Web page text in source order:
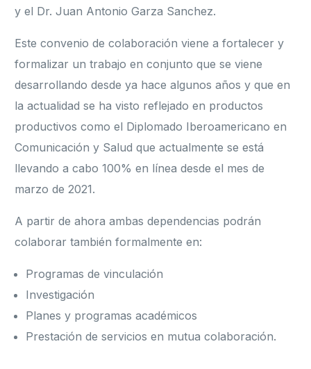
y el Dr. Juan Antonio Garza Sanchez.
Este convenio de colaboración viene a fortalecer y
formalizar un trabajo en conjunto que se viene
desarrollando desde ya hace algunos años y que en
la actualidad se ha visto reflejado en productos
productivos como el Diplomado Iberoamericano en
Comunicación y Salud que actualmente se está
llevando a cabo 100% en línea desde el mes de
marzo de 2021.
A partir de ahora ambas dependencias podrán
colaborar también formalmente en:
Programas de vinculación
Investigación
Planes y programas académicos
Prestación de servicios en mutua colaboración.